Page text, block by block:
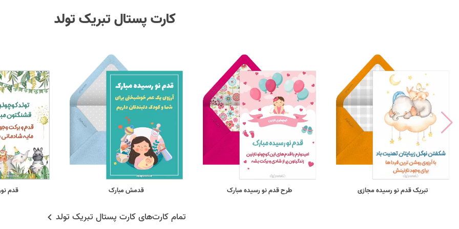
کارت پستال تبریک تولد
تبریک قدم نو رسیده مجازی طرح قدم نو رسیده مبارک قدمش مبارک قدم
تمام کارت‌های کارت پستال تبریک تولد